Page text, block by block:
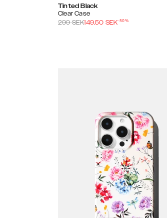
Tinted Black
Clear Case
299SEK149.50 SEK-50%